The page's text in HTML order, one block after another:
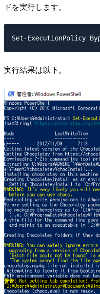
ドを実行します。
実行結果は以下。